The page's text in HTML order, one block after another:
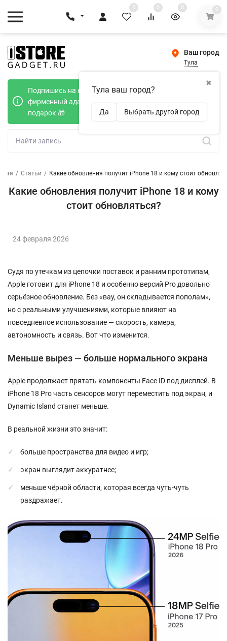
0 0 0 0
Ваш город
Тула
✖
Тула ваш город?
Да Выбрать другой город
Подпишись на наш телеграмм канал и получи
фирменный адаптер Type-C 20W при покупке в
подарок 🎁
/ Статьи / Какие обновления получит iPhone 18 и кому стоит
Какие обновления получит iPhone 18 и кому
стоит обновляться?
24 февраля 2026
Судя по утечкам из цепочки поставок и ранним прототипам,
Apple готовит для iPhone 18 и особенно версий Pro довольно
серьёзное обновление. Без «вау, он складывается пополам»,
но с реальными улучшениями, которые влияют на
повседневное использование — скорость, камера,
автономность и связь. Вот что изменится.
Меньше вырез — больше нормального экрана
Apple продолжает прятать компоненты Face ID под дисплей. В
iPhone 18 Pro часть сенсоров могут переместить под экран, и
Dynamic Island станет меньше.
В реальной жизни это значит:
больше пространства для видео и игр;
экран выглядит аккуратнее;
меньше чёрной области, которая всегда чуть-чуть
раздражает.